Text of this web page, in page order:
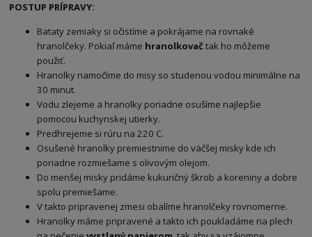
POSTUP PRÍPRAVY:
Bataty zemiaky si očistíme a pokrájame na rovnaké
hranolčeky. Pokiaľ máme hranolkovačtak ho môžeme
použiť.
Hranolky namočíme do misy so studenou vodou minimálne na
30 minut.
Vodu zlejeme a hranolky poriadne osušíme najlepšie
pomocou kuchynskej utierky.
Predhrejeme si rúru na 220 C.
Osušené hranolky premiestnime do väčšej misky kde ich
poriadne rozmiešame s olivovým olejom.
Do menšej misky pridáme kukuričný škrob a koreniny a dobre
spolu premiešame.
V takto pripravenej zmesi obalíme hranolčeky rovnomerne.
Hranolky máme pripravené a takto ich poukladáme na plech